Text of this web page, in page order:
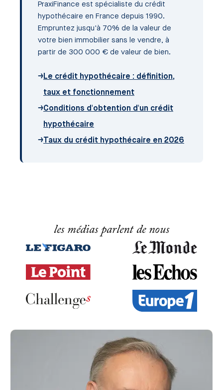
PraxiFinance est spécialiste du crédit
hypothécaire en France depuis 1990.
Empruntez jusqu'à 70% de la valeur de
votre bien immobilier sans le vendre, à
partir de 300 000 € de valeur de bien.
→Le crédit hypothécaire : définition,
taux et fonctionnement
→Conditions d'obtention d'un crédit
hypothécaire
→Taux du crédit hypothécaire en 2026
les médias parlent de nous